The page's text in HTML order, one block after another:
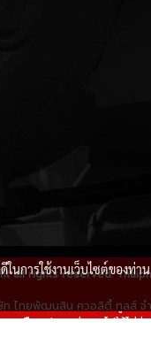
all rights reserved.
ไทยพัฒนสิน ควอลิตี้ ทูลส์ จ
หรือ รูปภาพต่างๆ ไปใช้ไ
การใช้งานเว็บไซต์ของท่